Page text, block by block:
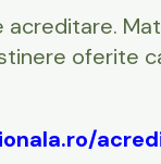
oferite